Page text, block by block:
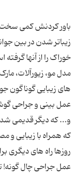
باور کردنش کمی
زیباتر شدن در بین
خوراک را از آنها
مدل مو، زیورآلات،
های زیبایی گوناگون
عمل بینی و جراحی
و... که دیگر قدیمی
که همراه با زیبایی
روزها راه های دیگری
عمل جراحی چال